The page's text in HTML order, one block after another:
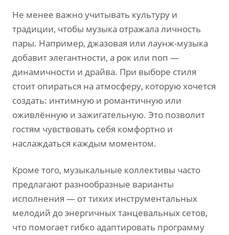
Не менее важно учитывать культуру и
традиции‚ чтобы музыка отражала личность
пары. Например‚ джазовая или лаунж-музыка
добавит элегантности‚ а рок или поп —
динамичности и драйва. При выборе стиля
стоит опираться на атмосферу‚ которую хочется
создать: интимную и романтичную или
оживлённую и зажигательную. Это позволит
гостям чувствовать себя комфортно и
наслаждаться каждым моментом.
Кроме того‚ музыкальные коллективы часто
предлагают разнообразные варианты
исполнения — от тихих инструментальных
мелодий до энергичных танцевальных сетов‚
что помогает гибко адаптировать программу